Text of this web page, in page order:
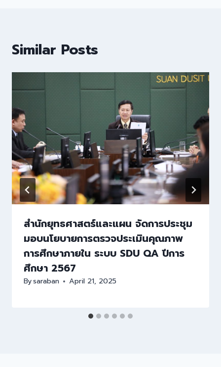
Similar Posts
สำนักยุทธศาสตร์และแผน จัดการประชุม
มอบนโยบายการตรวจประเมินคุณภาพ
การศึกษาภายใน ระบบ SDU QA ปีการ
ศึกษา 2567
Bysaraban April 21, 2025